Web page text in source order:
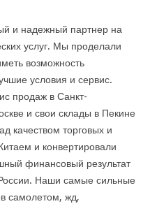
и надежный партнер на
услуг. Мы проделали
возможность
условия и сервис.
продаж в Санкт-
и свои склады в Пекине
качеством торговых и
и конвертировали
финансовый результат
Наши самые сильные
самолетом, жд,